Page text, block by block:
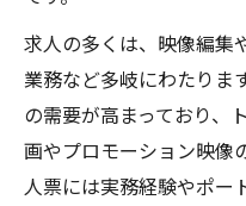
求人の多くは、映像編集
業務など多岐にわたりま
の需要が高まっており、
画やプロモーション映像
人票には実務経験やポー